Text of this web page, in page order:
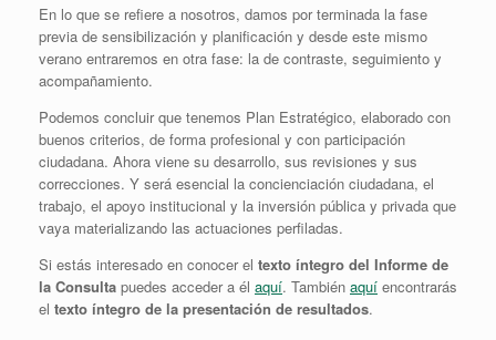
En lo que se refiere a nosotros, damos por terminada la fase
previa de sensibilización y planificación y desde este mismo
verano entraremos en otra fase: la de contraste, seguimiento y
acompañamiento.
Podemos concluir que tenemos Plan Estratégico, elaborado con
buenos criterios, de forma profesional y con participación
ciudadana. Ahora viene su desarrollo, sus revisiones y sus
correcciones. Y será esencial la concienciación ciudadana, el
trabajo, el apoyo institucional y la inversión pública y privada que
vaya materializando las actuaciones perfiladas.
Si estás interesado en conocer el texto íntegro del Informe de
la Consulta puedes acceder a él aquí. También aquí encontrarás
el texto íntegro de la presentación de resultados.